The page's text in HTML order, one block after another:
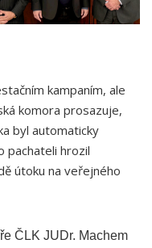
kampaním, ale
komora prosazuje,
byl automaticky
pachateli hrozil
útoku na veřejného
ČLK JUDr. Machem